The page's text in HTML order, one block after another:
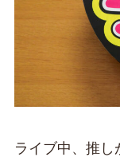
ライブ中、推